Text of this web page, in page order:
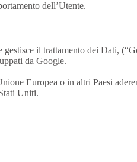
dell’Utente.
il trattamento dei Dati,
da Google.
Europea o in altri Paesi
Uniti.